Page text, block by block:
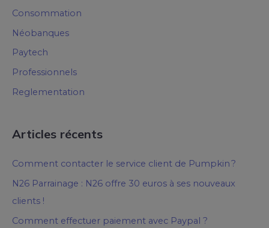
Consommation
Néobanques
Paytech
Professionnels
Reglementation
Articles récents
Comment contacter le service client de Pumpkin ?
N26 Parrainage : N26 offre 30 euros à ses nouveaux
clients !
Comment effectuer paiement avec Paypal ?